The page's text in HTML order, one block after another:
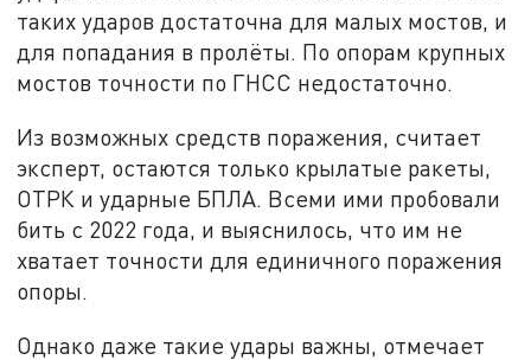
таких ударов достаточна для малых мостов, и
для попадания в пролёты. По опорам крупных
мостов точности по ГНСС недостаточно.
Из возможных средств поражения, считает
эксперт, остаются только крылатые ракеты,
ОТРК и ударные БПЛА. Всеми ими пробовали
бить с 2022 года, и выяснилось, что им не
хватает точности для единичного поражения
опоры.
Однако даже такие удары важны, отмечает